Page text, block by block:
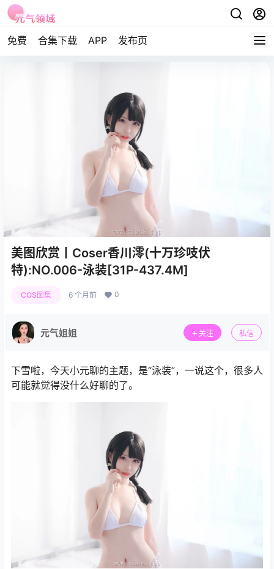
免费 合集下载 APP 发布页
美图欣赏丨Coser香川澪(十万珍吱伏
特):NO.006-泳装[31P-437.4M]
COS图集 6 个月前 0
元气姐姐 关注 私信
下雪啦，今天小元聊的主题，是“泳装”，一说这个，很多人
可能就觉得没什么好聊的了。